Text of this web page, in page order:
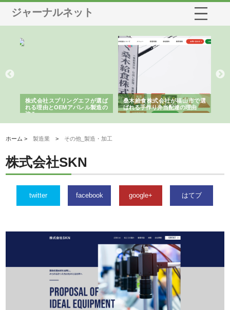
ジャーナルネット
株式会社スプリングエフが選ば
れる理由とOEMアパレル製造の
強み
桑木給食株式会社が福山市で選
ばれる手作り弁当配達の理由
ホーム >製造業 > その他_製造・加工
株式会社SKN
twitter facebook google+ はてブ